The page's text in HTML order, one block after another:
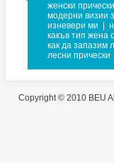
женски прически
модерни визии
изневери ми
какъв тип жена
как да запазим
лесни прически
Copyright © 2010 BEU